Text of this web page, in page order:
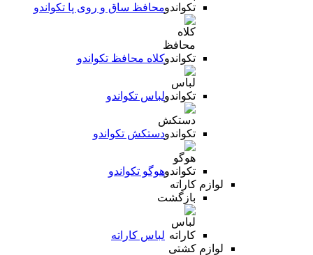
محافظ ساق و روی پا تکواندو
کلاه محافظ تکواندو
لباس تکواندو
دستکش تکواندو
هوگو تکواندو
لوازم کاراته
بازگشت
لباس کاراته
لوازم کشتی